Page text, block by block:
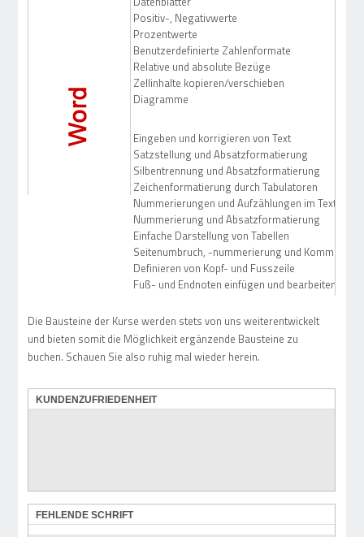
Positiv-, Negativwerte
Prozentwerte
Benutzerdefinierte Zahlenformate
Relative und absolute Bezüge
Zellinhalte kopieren/verschieben
Diagramme
Eingeben und korrigieren von Text
Satzstellung und Absatzformatierung
Silbentrennung und Absatzformatierung
Zeichenformatierung durch Tabulatoren
Nummerierungen und Aufzählungen im Text
Nummerierung und Absatzformatierung
Einfache Darstellung von Tabellen
Seitenumbruch, -nummerierung und Kommentare
Definieren von Kopf- und Fusszeile
Fuß- und Endnoten einfügen und bearbeiten
Die Bausteine der Kurse werden stets von uns weiterentwickelt
und bieten somit die Möglichkeit ergänzende Bausteine zu
buchen. Schauen Sie also ruhig mal wieder herein.
KUNDENZUFRIEDENHEIT
FEHLENDE SCHRIFT